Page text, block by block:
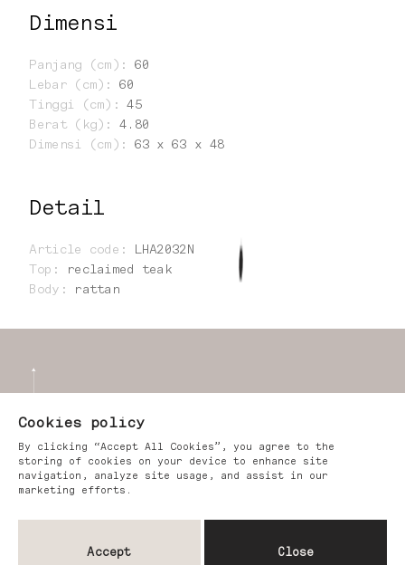
Dimensi
Panjang (cm) :
60
Lebar (cm) :
60
Tinggi (cm) :
45
Berat (kg) :
4.80
Dimensi (cm) : 63 x 63 x 48
Detail
Article code :
LHA2032N
Top :
reclaimed teak
Body : rattan
Cookies policy
By clicking “Accept All Cookies”, you agree to the
storing of cookies on your device to enhance site
navigation, analyze site usage, and assist in our
marketing efforts.
Accept Close